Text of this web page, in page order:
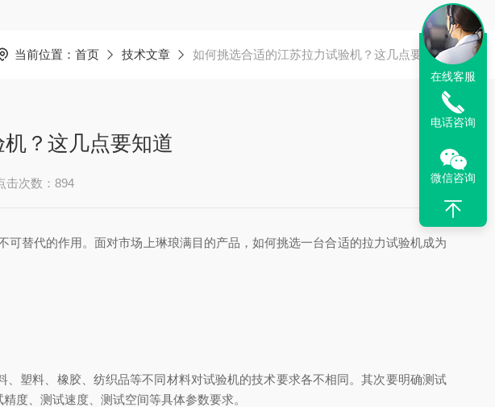
当前位置： 首页 技术文章 如何挑选合适的江苏拉力试验机？这几点要知道
？这几点要知道
击次数：894
替代的作用。面对市场上琳琅满目的产品，如何挑选一台合适的拉力试验机成为
料、橡胶、纺织品等不同材料对试验机的技术要求各不相同。其次要明确测试
度、测试速度、测试空间等具体参数要求。
在线客服
电话咨询
微信咨询